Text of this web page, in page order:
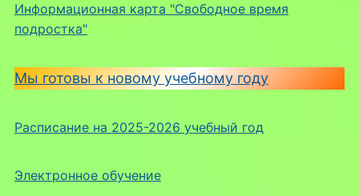
Информационная карта "Свободное время
подростка"
Мы готовы к новому учебному году
Расписание на 2025-2026 учебный год
Электронное обучение